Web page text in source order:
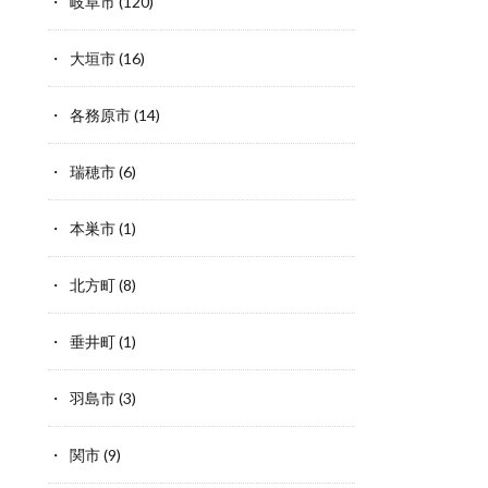
大垣市(16)
各務原市(14)
瑞穂市(6)
本巣市(1)
北方町(8)
垂井町(1)
羽島市(3)
関市(9)